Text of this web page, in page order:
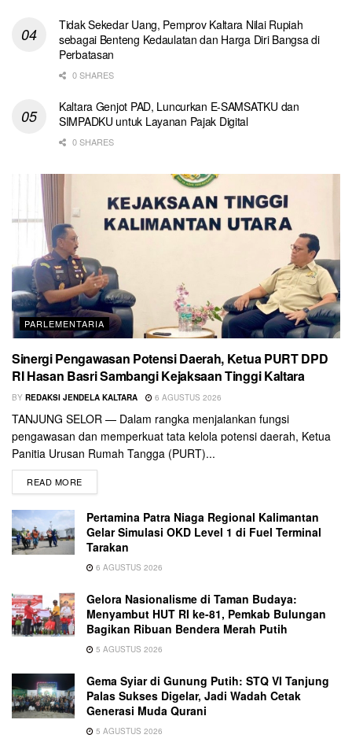
Tidak Sekedar Uang, Pemprov Kaltara Nilai Rupiah
sebagai Benteng Kedaulatan dan Harga Diri Bangsa di
Perbatasan
0 SHARES
Kaltara Genjot PAD, Luncurkan E-SAMSATKU dan
SIMPADKU untuk Layanan Pajak Digital
0 SHARES
PARLEMENTARIA
Sinergi Pengawasan Potensi Daerah, Ketua PURT DPD
RI Hasan Basri Sambangi Kejaksaan Tinggi Kaltara
BY REDAKSI JENDELA KALTARA 6 AGUSTUS 2026
TANJUNG SELOR — Dalam rangka menjalankan fungsi
pengawasan dan memperkuat tata kelola potensi daerah, Ketua
Panitia Urusan Rumah Tangga (PURT)...
READ MORE
Pertamina Patra Niaga Regional Kalimantan
Gelar Simulasi OKD Level 1 di Fuel Terminal
Tarakan
6 AGUSTUS 2026
Gelora Nasionalisme di Taman Budaya:
Menyambut HUT RI ke-81, Pemkab Bulungan
Bagikan Ribuan Bendera Merah Putih
5 AGUSTUS 2026
Gema Syiar di Gunung Putih: STQ VI Tanjung
Palas Sukses Digelar, Jadi Wadah Cetak
Generasi Muda Qurani
5 AGUSTUS 2026